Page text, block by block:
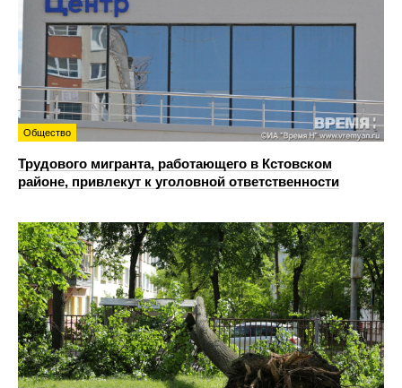
Общество
Трудового мигранта, работающего в Кстовском
районе, привлекут к уголовной ответственности